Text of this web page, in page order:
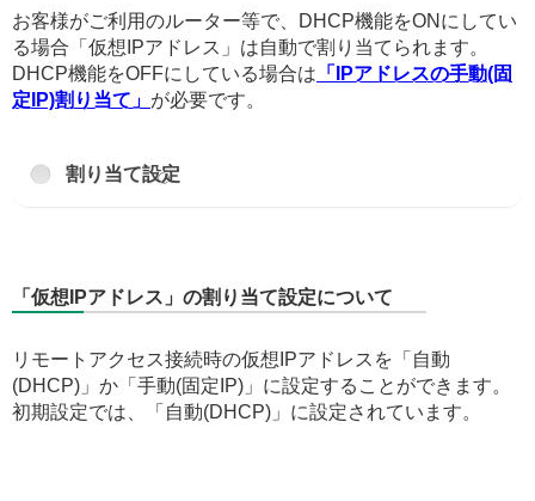
お客様がご利用のルーター等で、DHCP機能をONにしてい
る場合「仮想IPアドレス」は自動で割り当てられます。
DHCP機能をOFFにしている場合は 「IPアドレスの手動(固
定IP)割り当て」 が必要です。
割り当て設定
「仮想IPアドレス」の割り当て設定について
リモートアクセス接続時の仮想IPアドレスを「自動
(DHCP)」か「手動(固定IP)」に設定することができます。
初期設定では、「自動(DHCP)」に設定されています。